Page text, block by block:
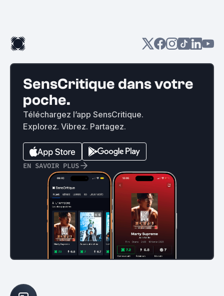
SensCritique dans votre
poche.
Téléchargez l’app SensCritique.
Explorez. Vibrez. Partagez.
EN SAVOIR PLUS